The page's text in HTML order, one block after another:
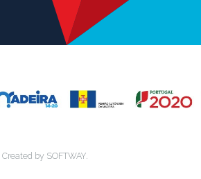
Created by SOFTWAY.